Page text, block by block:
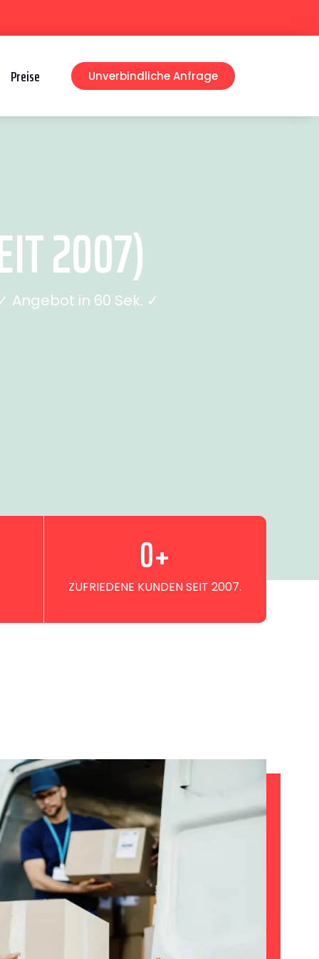
Preise Unverbindliche Anfrage
2007)
Angebot in 60 Sek. ✓
ZUFRIEDENE KUNDEN SEIT 2007.
0+